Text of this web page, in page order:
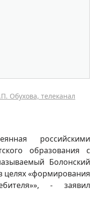
Обухова, телеканал
российскими
образования с
Болонский
целях «формирования
- заявил